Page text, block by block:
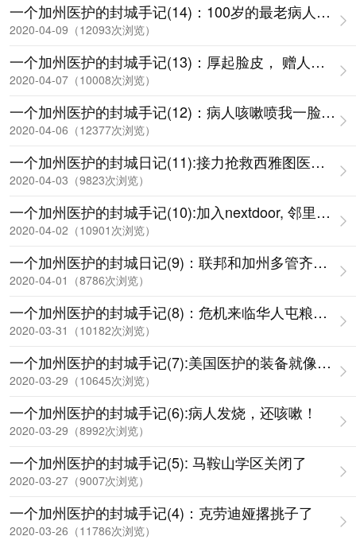
一个加州医护的封城手记(14)：100岁的最老病人，活
2020-04-09（12093次浏览）
一个加州医护的封城手记(13)：厚起脸皮， 赠人口罩
2020-04-07（10008次浏览）
一个加州医护的封城手记(12)：病人咳嗽喷我一脸，吓
2020-04-06（12377次浏览）
一个加州医护的封城日记(11):接力抢救西雅图医生行动
2020-04-03（9823次浏览）
一个加州医护的封城手记(10):加入nextdoor, 邻里相助
2020-04-02（10901次浏览）
一个加州医护的封城日记(9)：联邦和加州多管齐下，
2020-04-01（8786次浏览）
一个加州医护的封城手记(8)：危机来临华人屯粮，老
2020-03-31（10182次浏览）
一个加州医护的封城手记(7):美国医护的装备就像裸奔
2020-03-29（10645次浏览）
一个加州医护的封城手记(6):病人发烧，还咳嗽！
2020-03-29（8992次浏览）
一个加州医护的封城手记(5): 马鞍山学区关闭了
2020-03-27（9007次浏览）
一个加州医护的封城手记(4)：克劳迪娅撂挑子了
2020-03-26（11786次浏览）